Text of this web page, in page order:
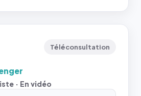
Téléconsultation
· En vidéo